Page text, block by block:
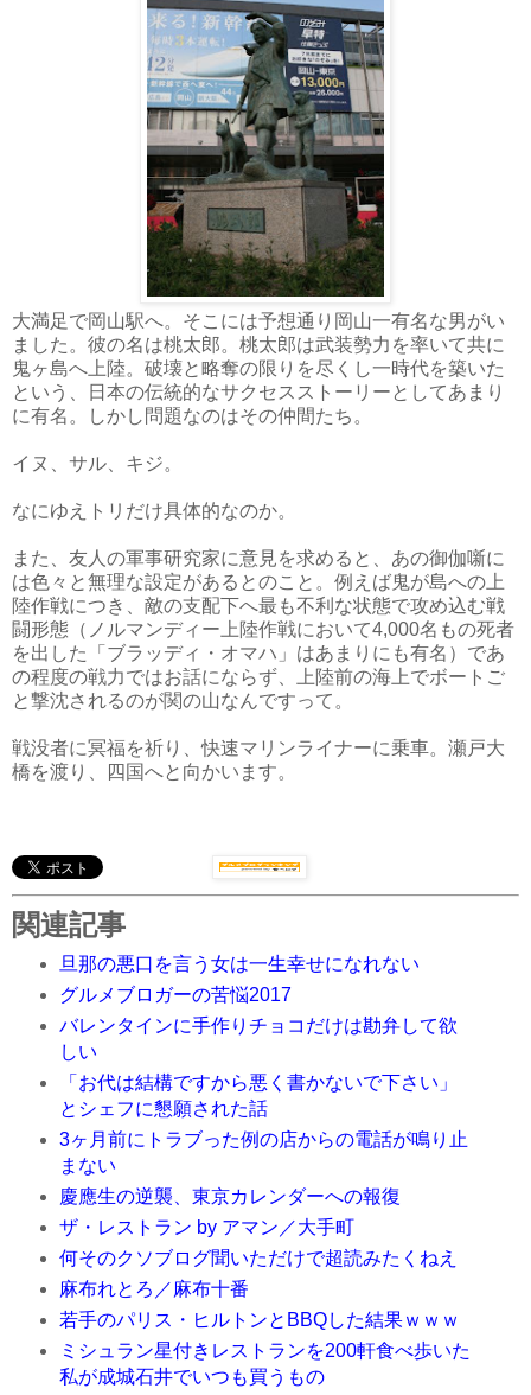
大満足で岡山駅へ。そこには予想通り岡山一有名な男がい
ました。彼の名は桃太郎。桃太郎は武装勢力を率いて共に
鬼ヶ島へ上陸。破壊と略奪の限りを尽くし一時代を築いた
という、日本の伝統的なサクセスストーリーとしてあまり
に有名。しかし問題なのはその仲間たち。
イヌ、サル、キジ。
なにゆえトリだけ具体的なのか。
また、友人の軍事研究家に意見を求めると、あの御伽噺に
は色々と無理な設定があるとのこと。例えば鬼が島への上
陸作戦につき、敵の支配下へ最も不利な状態で攻め込む戦
闘形態（ノルマンディー上陸作戦において4,000名もの死者
を出した「ブラッディ・オマハ」はあまりにも有名）であ
の程度の戦力ではお話にならず、上陸前の海上でボートご
と撃沈されるのが関の山なんですって。
戦没者に冥福を祈り、快速マリンライナーに乗車。瀬戸大
橋を渡り、四国へと向かいます。
関連記事
旦那の悪口を言う女は一生幸せになれない
グルメブロガーの苦悩2017
バレンタインに手作りチョコだけは勘弁して欲
しい
「お代は結構ですから悪く書かないで下さい」
とシェフに懇願された話
3ヶ月前にトラブった例の店からの電話が鳴り止
まない
慶應生の逆襲、東京カレンダーへの報復
ザ・レストラン by アマン／大手町
何そのクソブログ聞いただけで超読みたくねえ
麻布れとろ／麻布十番
若手のパリス・ヒルトンとBBQした結果ｗｗｗ
ミシュラン星付きレストランを200軒食べ歩いた
私が成城石井でいつも買うもの